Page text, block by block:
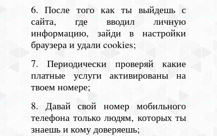
6. После того как ты выйдешь с
сайта, где вводил личную
информацию, зайди в настройки
браузера и удали cookies;
7. Периодически проверяй какие
платные услуги активированы на
твоем номере;
8. Давай свой номер мобильного
телефона только людям, которых ты
знаешь и кому доверяешь;